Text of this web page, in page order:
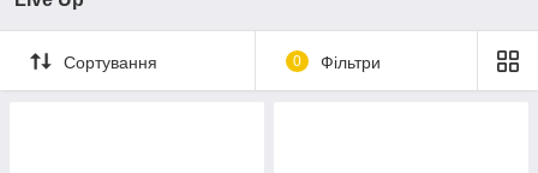
Сортування 0 Фільтри